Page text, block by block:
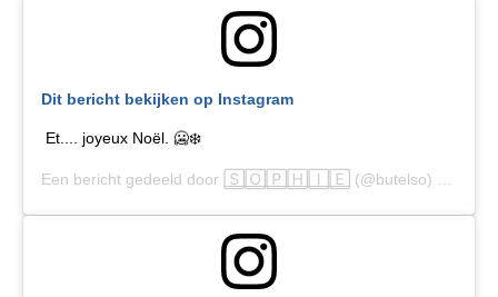
Dit bericht bekijken op Instagram
Et.... joyeux Noël. 🥶❄️
Een bericht gedeeld door 🅂🄾🄿🄷🄸🄴 (@butelso) op